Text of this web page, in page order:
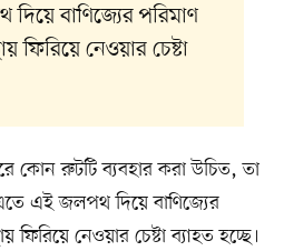
বাণিজ্যের পরিমাণ
ফিরিয়ে নেওয়ার চেষ্টা
কোন রুটটি ব্যবহার করা উচিত, তা
এই জলপথ দিয়ে বাণিজ্যের
নেওয়ার চেষ্টা ব্যাহত হচ্ছে।